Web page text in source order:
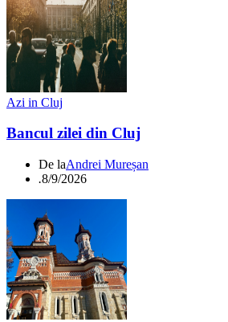
Azi in Cluj
Bancul zilei din Cluj
De laAndrei Mureșan
.8/9/2026